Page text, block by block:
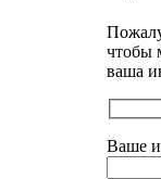
чтобы
ваша
Ваше